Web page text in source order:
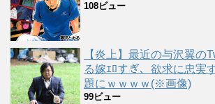
108ビュー
【炎上】最近の与沢翼の
る嫁ｴﾛすぎ、欲求に忠実
題にｗｗｗｗ(※画像)
99ビュー